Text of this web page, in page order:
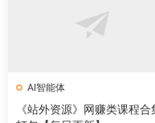
AI智能体
《站外资源》网赚类课程合